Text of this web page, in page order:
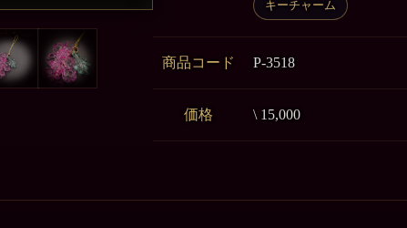
キーチャーム
商品コード P-3518
価格 \ 15,000